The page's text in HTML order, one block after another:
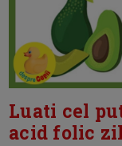
Luati cel
acid folic